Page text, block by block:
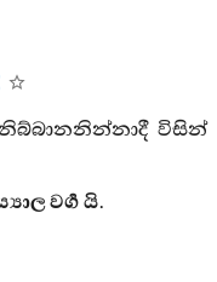
නිබ්බානනින්නාදී විසින්
වර්‍ග යි.